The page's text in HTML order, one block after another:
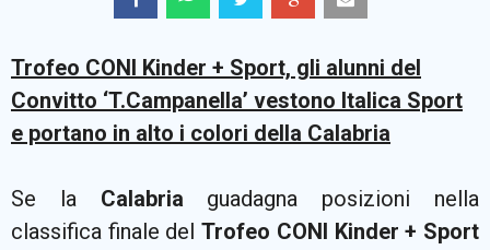
Trofeo CONI Kinder + Sport, gli alunni del
Convitto ‘T.Campanella’ vestono Italica Sport
e portano in alto i colori della Calabria
Se la Calabria guadagna posizioni nella
classifica finale delTrofeo CONI Kinder + Sport